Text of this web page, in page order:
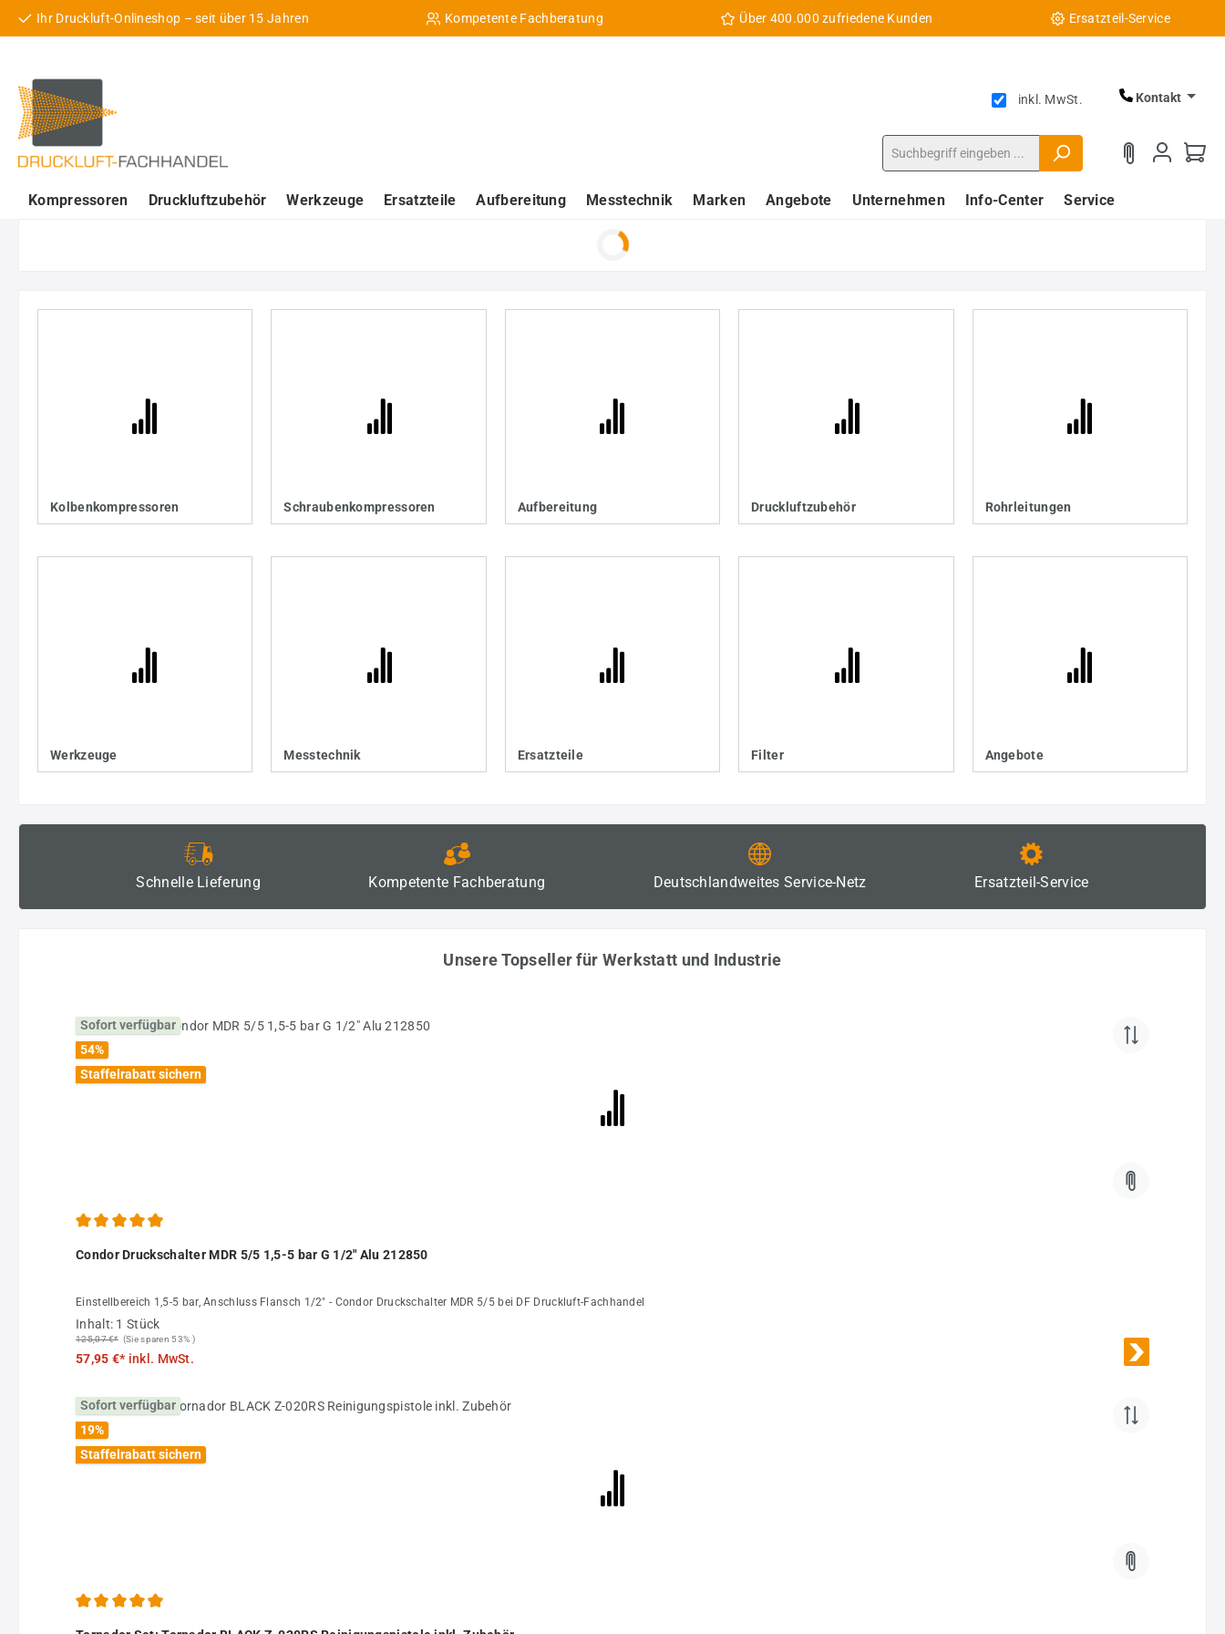
Hauptinhalt springen
Zur Suche springen
Zur Hauptnavigation springen
Ihr Druckluft-Onlineshop – seit über 15 Jahren Kompetente Fachberatung Über 400.000 zufriedene Kunden Ersatzteil-Service
inkl. MwSt. Kontakt
Kompressoren Druckluftzubehör Werkzeuge Ersatzteile Aufbereitung Messtechnik Marken Angebote Unternehmen Info-Center Service
Kolbenkompressoren Schraubenkompressoren Aufbereitung Druckluftzubehör Rohrleitungen
Werkzeuge Messtechnik Ersatzteile Filter Angebote
Schnelle Lieferung Kompetente Fachberatung Deutschlandweites Service-Netz Ersatzteil-Service
Unsere Topseller für Werkstatt und Industrie
Sofort verfügbar
54%
Staffelrabatt sichern
Condor Druckschalter MDR 5/5 1,5-5 bar G 1/2" Alu 212850
Einstellbereich 1,5-5 bar, Anschluss Flansch 1/2" - Condor Druckschalter MDR 5/5 bei DF Druckluft-Fachhandel
Inhalt: 1 Stück
125,07 €* (Sie sparen 53% )
57,95 €* inkl. MwSt.
Sofort verfügbar
19%
Staffelrabatt sichern